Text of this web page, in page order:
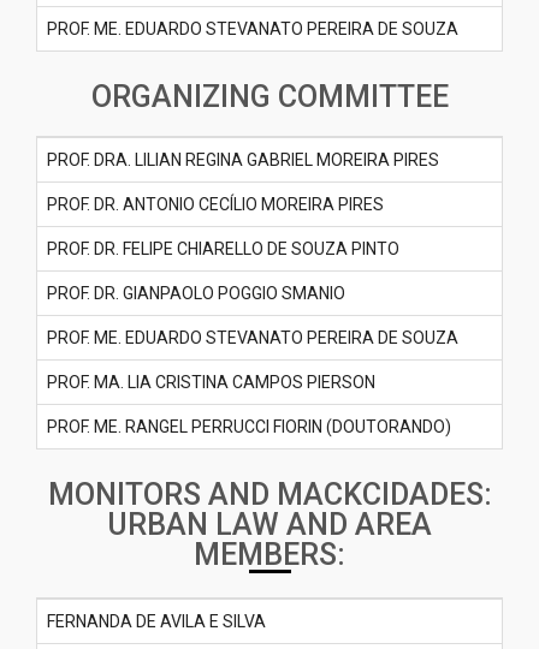
PROF. ME. EDUARDO STEVANATO PEREIRA DE SOUZA
ORGANIZING COMMITTEE
PROF. DRA. LILIAN REGINA GABRIEL MOREIRA PIRES
PROF. DR. ANTONIO CECÍLIO MOREIRA PIRES
PROF. DR. FELIPE CHIARELLO DE SOUZA PINTO
PROF. DR. GIANPAOLO POGGIO SMANIO
PROF. ME. EDUARDO STEVANATO PEREIRA DE SOUZA
PROF. MA. LIA CRISTINA CAMPOS PIERSON
PROF. ME. RANGEL PERRUCCI FIORIN (DOUTORANDO)
MONITORS AND MACKCIDADES:
URBAN LAW AND AREA
MEMBERS:
FERNANDA DE AVILA E SILVA